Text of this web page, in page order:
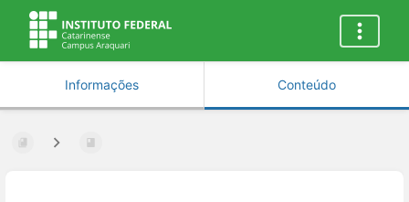
Informações Conteúdo